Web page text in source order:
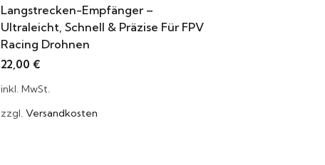
Langstrecken-Empfänger –
Ultraleicht, Schnell & Präzise Für FPV
Racing Drohnen
22,00 €
inkl. MwSt.
zzgl. Versandkosten